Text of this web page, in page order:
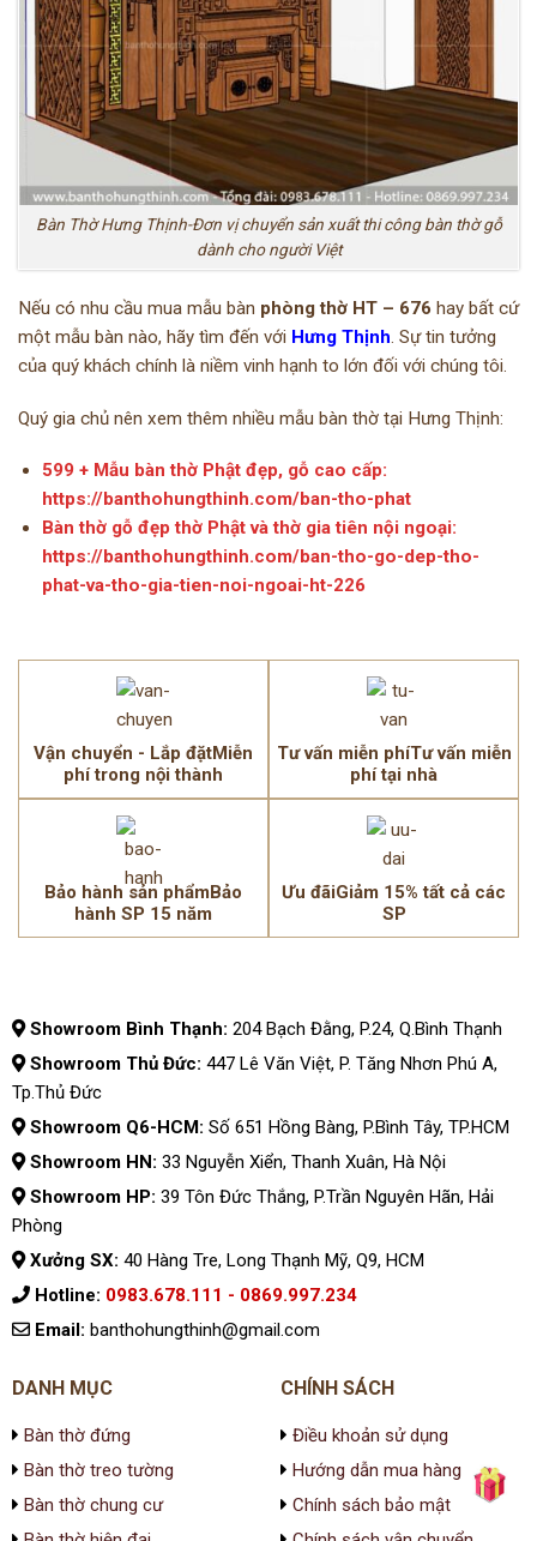
Bàn Thờ Hưng Thịnh-Đơn vị chuyển sản xuất thi công bàn thờ gỗ
dành cho người Việt
Nếu có nhu cầu mua mẫu bàn phòng thờ HT – 676 hay bất cứ
một mẫu bàn nào, hãy tìm đến với Hưng Thịnh. Sự tin tưởng
của quý khách chính là niềm vinh hạnh to lớn đối với chúng tôi.
Quý gia chủ nên xem thêm nhiều mẫu bàn thờ tại Hưng Thịnh:
599 + Mẫu bàn thờ Phật đẹp, gỗ cao cấp:
https://banthohungthinh.com/ban-tho-phat
Bàn thờ gỗ đẹp thờ Phật và thờ gia tiên nội ngoại:
https://banthohungthinh.com/ban-tho-go-dep-tho-
phat-va-tho-gia-tien-noi-ngoai-ht-226
Vận chuyển - Lắp đặtMiễn
phí trong nội thành
Tư vấn miễn phíTư vấn miễn
phí tại nhà
Bảo hành sản phẩmBảo
hành SP 15 năm
Ưu đãiGiảm 15% tất cả các
SP
Showroom Bình Thạnh: 204 Bạch Đằng, P.24, Q.Bình Thạnh
Showroom Thủ Đức: 447 Lê Văn Việt, P. Tăng Nhơn Phú A,
Tp.Thủ Đức
Showroom Q6-HCM: Số 651 Hồng Bàng, P.Bình Tây, TP.HCM
Showroom HN: 33 Nguyễn Xiển, Thanh Xuân, Hà Nội
Showroom HP: 39 Tôn Đức Thắng, P.Trần Nguyên Hãn, Hải
Phòng
Xưởng SX: 40 Hàng Tre, Long Thạnh Mỹ, Q9, HCM
Hotline: 0983.678.111 - 0869.997.234
Email: banthohungthinh@gmail.com
DANH MỤC
Bàn thờ đứng
Bàn thờ treo tường
Bàn thờ chung cư
CHÍNH SÁCH
Điều khoản sử dụng
Hướng dẫn mua hàng
Chính sách bảo mật